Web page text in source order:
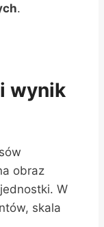
.
wynik
obraz
W
skala